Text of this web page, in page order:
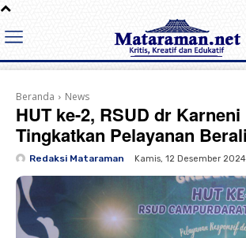
Beranda News
HUT ke-2, RSUD dr
Tingkatkan Pelayanan
Redaksi Mataraman Kamis, 12 Desember 2024